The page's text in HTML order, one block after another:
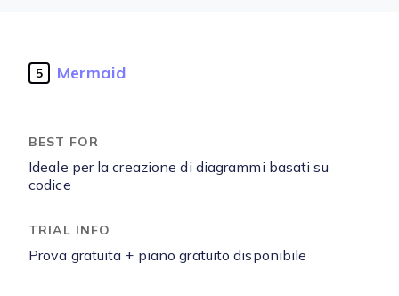
5 Mermaid
Ideale per la creazione di diagrammi basati su
codice
Prova gratuita + piano gratuito disponibile